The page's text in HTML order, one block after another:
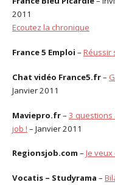
2011
Ecoutez la chronique
France 5 Emploi – Réussir
Chat vidéo France5.fr–
Janvier 2011
Maviepro.fr– 3 questions
job ! – Janvier 2011
Regionsjob.com – Je
Vocatis – Studyrama –